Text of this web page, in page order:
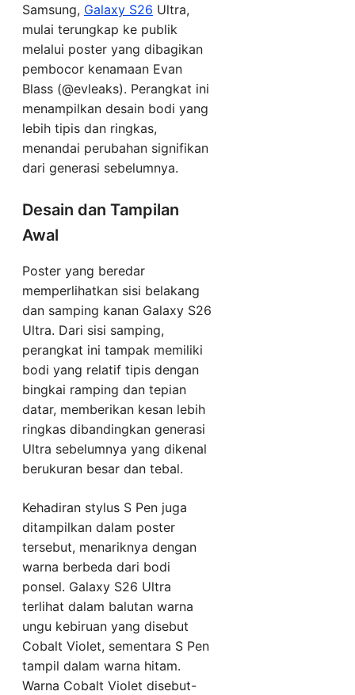
Samsung, Galaxy S26 Ultra,
mulai terungkap ke publik
melalui poster yang dibagikan
pembocor kenamaan Evan
Blass (@evleaks). Perangkat ini
menampilkan desain bodi yang
lebih tipis dan ringkas,
menandai perubahan signifikan
dari generasi sebelumnya.
Desain dan Tampilan
Awal
Poster yang beredar
memperlihatkan sisi belakang
dan samping kanan Galaxy S26
Ultra. Dari sisi samping,
perangkat ini tampak memiliki
bodi yang relatif tipis dengan
bingkai ramping dan tepian
datar, memberikan kesan lebih
ringkas dibandingkan generasi
Ultra sebelumnya yang dikenal
berukuran besar dan tebal.
Kehadiran stylus S Pen juga
ditampilkan dalam poster
tersebut, menariknya dengan
warna berbeda dari bodi
ponsel. Galaxy S26 Ultra
terlihat dalam balutan warna
ungu kebiruan yang disebut
Cobalt Violet, sementara S Pen
tampil dalam warna hitam.
Warna Cobalt Violet disebut-